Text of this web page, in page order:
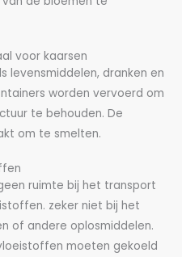
voor kaarsen
levensmiddelen, dranken en
worden vervoerd om
te behouden. De
om te smelten.
ruimte bij het transport
zeker niet bij het
of andere oplosmiddelen.
moeten gekoeld